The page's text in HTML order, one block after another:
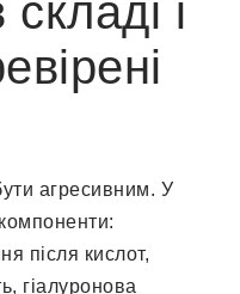
і
агресивним. У
після кислот,
гіалуронова